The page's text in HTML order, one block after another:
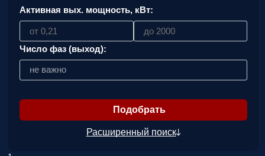
Активная вых. мощность, кВт:
Число фаз (выход):
не важно
Расширенный поиск